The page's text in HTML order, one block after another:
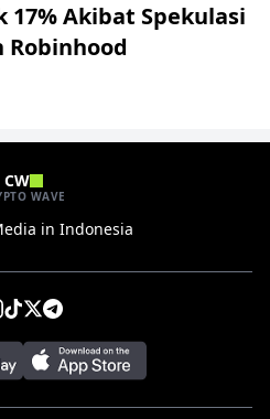
Akibat Spekulasi
CW
WAVE
in Indonesia